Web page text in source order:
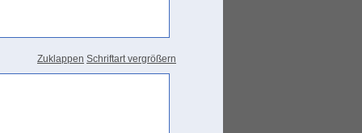
Zuklappen Schriftart vergrößern